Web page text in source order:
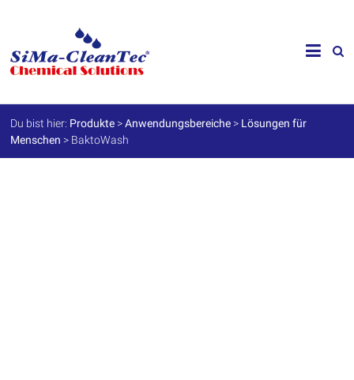
SiMa-
Cleantec
GmbH
Spezialprodukte
für
Du bist hier: Produkte >Anwendungsbereiche > Lösungen für
Menschen > BaktoWash